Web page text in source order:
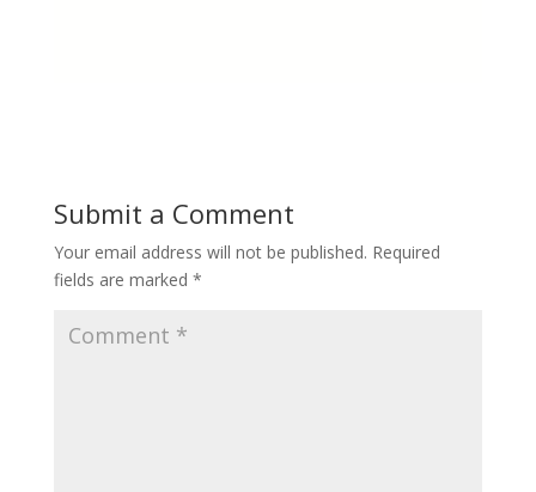
Submit a Comment
Your email address will not be published. Required
fields are marked *